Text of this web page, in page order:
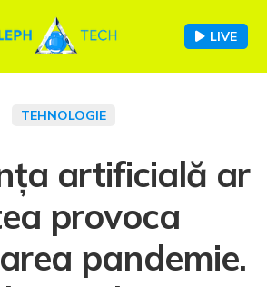
LIVE
TEHNOLOGIE
artificială ar
provoca
pandemie.